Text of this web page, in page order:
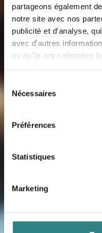
partageons également
notre site avec nos
publicité et d'analyse,
avec d'autres
ou qu'ils ont collectées
Sélection
Nécessaires
Préférences
Statistiques
Marketing
u
r
a
n
coordonnées,
un de nos
dira plus sur
montrera
PRÉNOM*
NOM DE FAMILLE